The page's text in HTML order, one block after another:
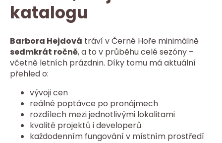
katalogu
Barbora Hejdová tráví v Černé Hoře minimálně
sedmkrát ročně, a to v průběhu celé sezóny –
včetně letních prázdnin. Díky tomu má aktuální
přehled o:
vývoji cen
reálné poptávce po pronájmech
rozdílech mezi jednotlivými lokalitami
kvalitě projektů i developerů
každodenním fungování v místním prostředí